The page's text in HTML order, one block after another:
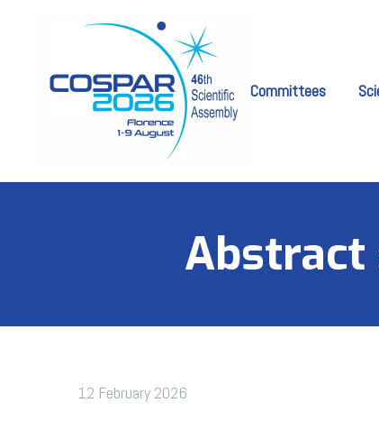
Committees
Abstract
12 February 2026